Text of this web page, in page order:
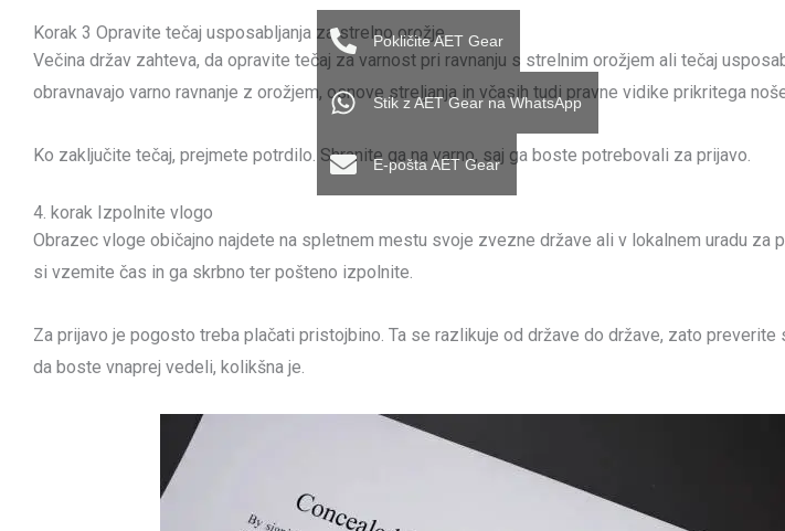
Korak 3 Opravite tečaj usposabljanja za strelno orožje
Večina držav zahteva, da opravite tečaj za varnost pri ravnanju s strelnim orožjem ali tečaj
obravnavajo varno ravnanje z orožjem, osnove streljanja in včasih tudi pravne vidike prikritega
Ko zaključite tečaj, prejmete potrdilo. Shranite ga na varno, saj ga boste potrebovali za prijavo.
4. korak Izpolnite vlogo
Obrazec vloge običajno najdete na spletnem mestu svoje zvezne države ali v lokalnem uradu za
si vzemite čas in ga skrbno ter pošteno izpolnite.
Za prijavo je pogosto treba plačati pristojbino. Ta se razlikuje od države do države, zato preverite
da boste vnaprej vedeli, kolikšna je.
Pokličite AET Gear
Stik z AET Gear na WhatsApp
E-pošta AET Gear